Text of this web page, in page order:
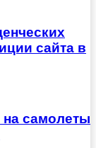
сайта в
самолеты